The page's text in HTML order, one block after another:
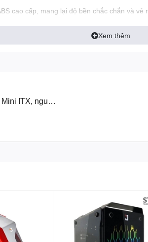
cao cấp, mang lại độ bền chắc chắn và
dễ dàng di chuyển chiếc case này đến bất
và Audio/Mic Combo đặt ở mặt trước giúp
Xem thêm
ITX, nguồn